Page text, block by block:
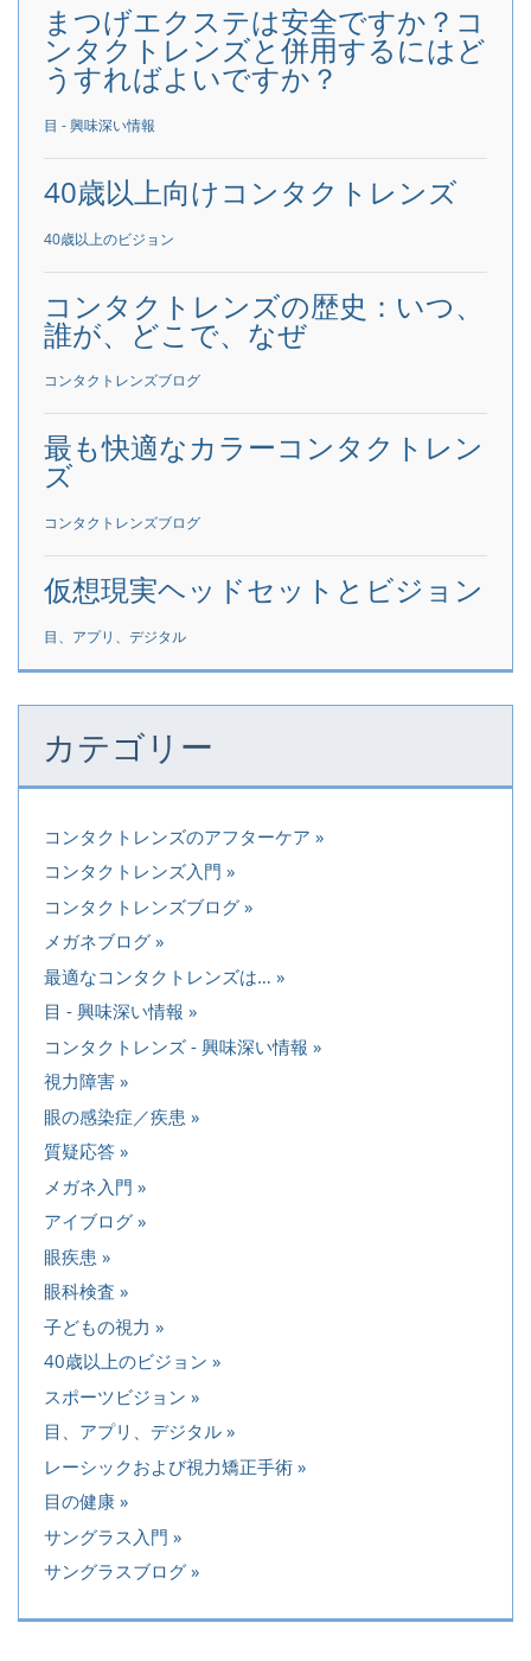
まつげエクステは安全ですか？コ
ンタクトレンズと併用するにはど
うすればよいですか？
目 - 興味深い情報
40歳以上向けコンタクトレンズ
40歳以上のビジョン
コンタクトレンズの歴史：いつ、
誰が、どこで、なぜ
コンタクトレンズブログ
最も快適なカラーコンタクトレン
ズ
コンタクトレンズブログ
仮想現実ヘッドセットとビジョン
目、アプリ、デジタル
カテゴリー
コンタクトレンズのアフターケア
コンタクトレンズ入門
コンタクトレンズブログ
メガネブログ
最適なコンタクトレンズは…
目 - 興味深い情報
コンタクトレンズ - 興味深い情報
視力障害
眼の感染症／疾患
質疑応答
メガネ入門
アイブログ
眼疾患
眼科検査
子どもの視力
40歳以上のビジョン
スポーツビジョン
目、アプリ、デジタル
レーシックおよび視力矯正手術
目の健康
サングラス入門
サングラスブログ